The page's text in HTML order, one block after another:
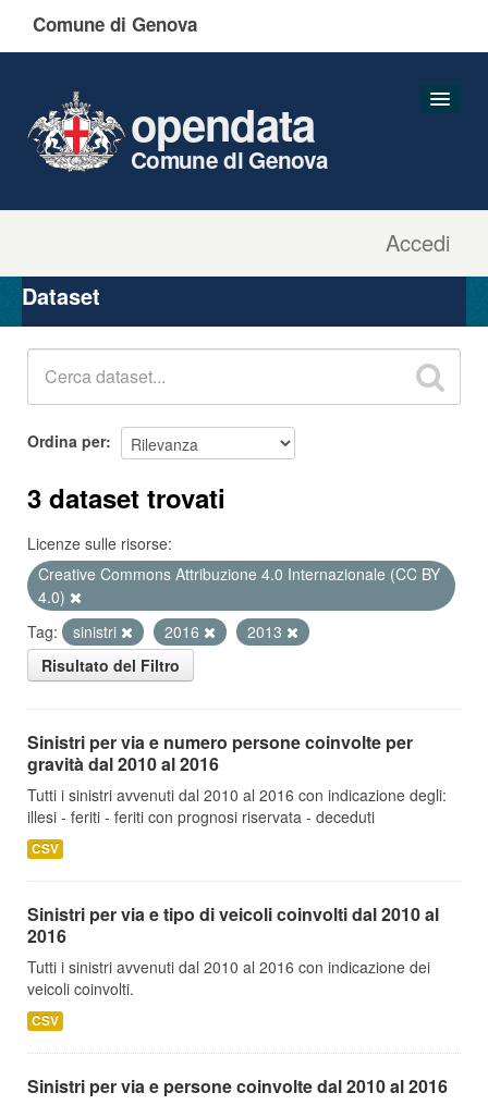
Comune di Genova
Accedi
opendata
Comune di Genova
Organizzazioni
Gruppi
Dataset
Ordina per
3 dataset trovati
Licenze sulle risorse:
Creative Commons Attribuzione 4.0 Internazionale (CC BY
4.0)
Tag:
sinistri 2016
2013
Risultato del Filtro
Sinistri per via e numero persone coinvolte per
gravità dal 2010 al 2016
Tutti i sinistri avvenuti dal 2010 al 2016 con indicazione degli:
illesi - feriti - feriti con prognosi riservata - deceduti
CSV
Sinistri per via e tipo di veicoli coinvolti dal 2010 al
2016
Tutti i sinistri avvenuti dal 2010 al 2016 con indicazione dei
veicoli coinvolti.
CSV
Sinistri per via e persone coinvolte dal 2010 al 2016